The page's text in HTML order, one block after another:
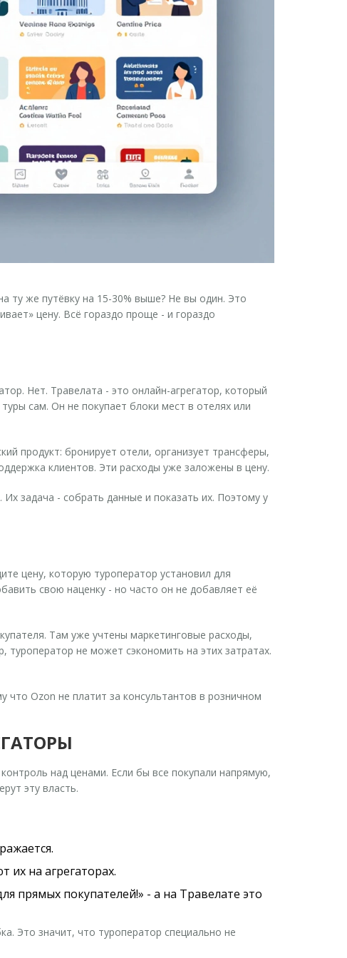
ту же путёвку на 15-30% выше? Не вы один. Это
цену. Всё гораздо проще - и гораздо
Нет. Травелата - это онлайн-агрегатор, который
сам. Он не покупает блоки мест в отелях или
продукт: бронирует отели, организует трансферы,
клиентов. Эти расходы уже заложены в цену.
задача - собрать данные и показать их. Поэтому у
цену, которую туроператор установил для
свою наценку - но часто он не добавляет её
Там уже учтены маркетинговые расходы,
туроператор не может сэкономить на этих затратах.
Ozon не платит за консультантов в розничном
над ценами. Если бы все покупали напрямую,
эту власть.
на агрегаторах.
прямых покупателей!» - а на Травелате это
Это значит, что туроператор специально не